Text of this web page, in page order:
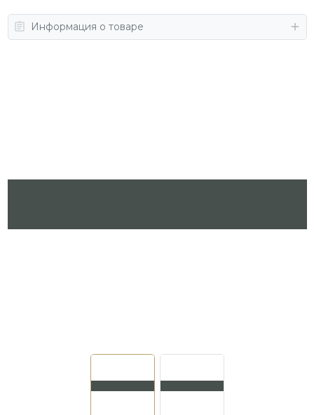
Информация о товаре